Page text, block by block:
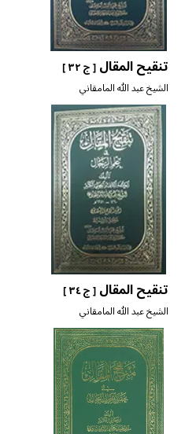
تنقيح المقال[ ج ٣٢ ]
الشيخ عبد الله المامقاني
تنقيح المقال[ ج ٣٤ ]
الشيخ عبد الله المامقاني